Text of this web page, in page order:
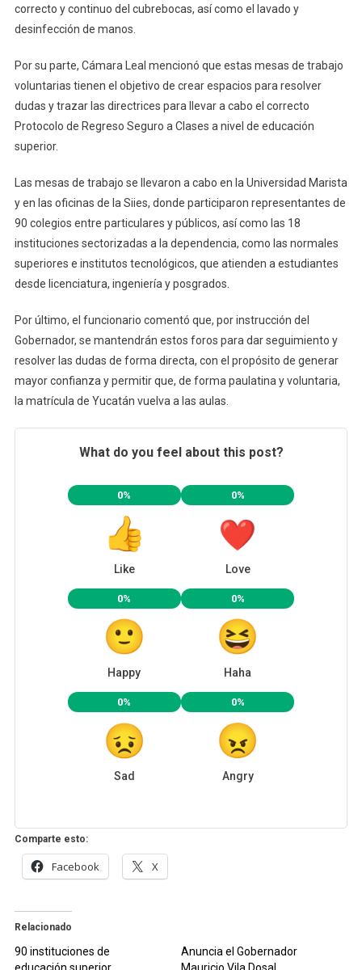
correcto y continuo del cubrebocas, así como el lavado y
desinfección de manos.
Por su parte, Cámara Leal mencionó que estas mesas de trabajo
voluntarias tienen el objetivo de crear espacios para resolver
dudas y trazar las directrices para llevar a cabo el correcto
Protocolo de Regreso Seguro a Clases a nivel de educación
superior.
Las mesas de trabajo se llevaron a cabo en la Universidad Marista
y en las oficinas de la Siies, donde participaron representantes de
90 colegios entre particulares y públicos, así como las 18
instituciones sectorizadas a la dependencia, como las normales
superiores e institutos tecnológicos, que atienden a estudiantes
desde licenciatura, ingeniería y posgrados.
Por último, el funcionario comentó que, por instrucción del
Gobernador, se mantendrán estos foros para dar seguimiento y
resolver las dudas de forma directa, con el propósito de generar
mayor confianza y permitir que, de forma paulatina y voluntaria,
la matrícula de Yucatán vuelva a las aulas.
What do you feel about this post?
0%
Like
0%
Love
0%
Happy
0%
Haha
0%
Sad
0%
Angry
Comparte esto:
Facebook X
Relacionado
90 instituciones de
Anuncia el Gobernador